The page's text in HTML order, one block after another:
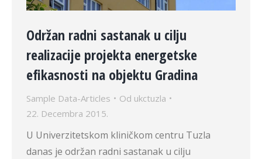
Održan radni sastanak u cilju
realizacije projekta energetske
efikasnosti na objektu Gradina
Sample Data-Articles Od ukctuzla
22. Decembra 2015.
U Univerzitetskom kliničkom centru Tuzla
danas je održan radni sastanak u cilju